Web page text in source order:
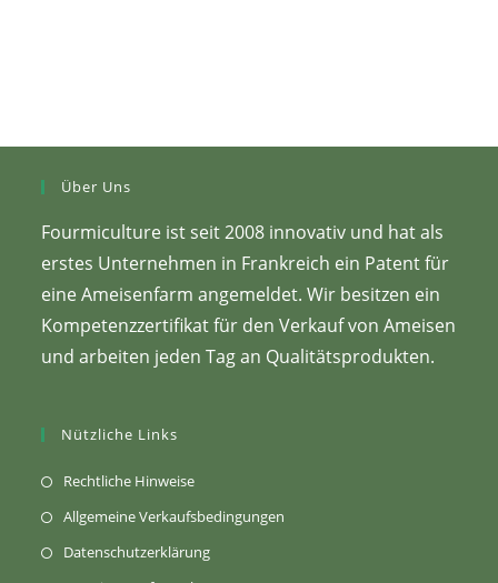
Über Uns
Fourmiculture ist seit 2008 innovativ und hat als
erstes Unternehmen in Frankreich ein Patent für
eine Ameisenfarm angemeldet. Wir besitzen ein
Kompetenzzertifikat für den Verkauf von Ameisen
und arbeiten jeden Tag an Qualitätsprodukten.
Nützliche Links
Rechtliche Hinweise(Öffnet
einem
Allgemeine Verkaufsbedingungen
Datenschutzerklärung(Wird